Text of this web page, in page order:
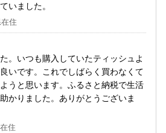
いました。
住
。いつも購入していたティッシュよ
いです。これでしばらく買わなくて
うと思います。ふるさと納税で生活
かりました。ありがとうございま
住